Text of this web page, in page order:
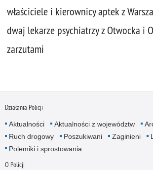
właściciele i kierownicy aptek z
dwaj lekarze psychiatrzy z Otwocka i
zarzutami
Działania Policji
Aktualności Aktualności z województw
Ruch drogowy
Poszukiwani Zaginieni
Polemiki i sprostowania
O Policji